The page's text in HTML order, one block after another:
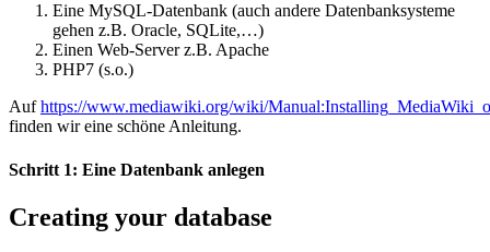
Eine MySQL-Datenbank (auch andere Datenbanksysteme
gehen z.B. Oracle, SQLite,…)
Einen Web-Server z.B. Apache
PHP7 (s.o.)
Aufhttps://www.mediawiki.org/wiki/
finden wir eine schöne Anleitung.
Schritt 1: Eine Datenbank anlegen
Creating your database